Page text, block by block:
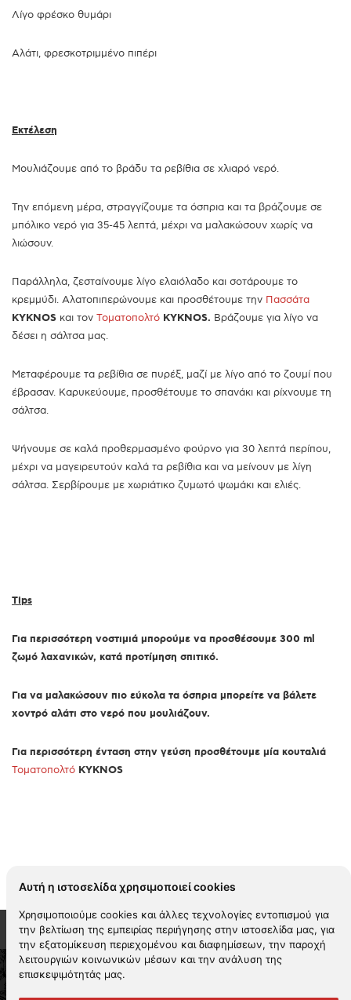
Αυτή η ιστοσελίδα χρησιμοποιεί cookies
Χρησιμοποιούμε cookies και άλλες τεχνολογίες εντοπισμού για
την βελτίωση της εμπειρίας περιήγησης στην ιστοσελίδα μας, για
την εξατομίκευση περιεχομένου και διαφημίσεων, την παροχή
λειτουργιών κοινωνικών μέσων και την ανάλυση της
επισκεψιμότητάς μας.
Λίγο φρέσκο θυμάρι
Αλάτι, φρεσκοτριμμένο πιπέρι
Εκτέλεση
Μουλιάζουμε από το βράδυ τα ρεβίθια σε χλιαρό νερό.
Την επόμενη μέρα, στραγγίζουμε τα όσπρια και τα βράζουμε σε
μπόλικο νερό για 35-45 λεπτά, μέχρι να μαλακώσουν χωρίς να
λιώσουν.
Παράλληλα, ζεσταίνουμε λίγο ελαιόλαδο και σοτάρουμε το
κρεμμύδι. Αλατοπιπερώνουμε και προσθέτουμε την Πασσάτα
KYKNOS και τον Τοματοπολτό KYKNOS. Βράζουμε για λίγο να
δέσει η σάλτσα μας.
Μεταφέρουμε τα ρεβίθια σε πυρέξ, μαζί με λίγο από το ζουμί που
έβρασαν. Καρυκεύουμε, προσθέτουμε το σπανάκι και ρίχνουμε τη
σάλτσα.
Ψήνουμε σε καλά προθερμασμένο φούρνο για 30 λεπτά περίπου,
μέχρι να μαγειρευτούν καλά τα ρεβίθια και να μείνουν με λίγη
σάλτσα. Σερβίρουμε με χωριάτικο ζυμωτό ψωμάκι και ελιές.
Tips
Για περισσότερη νοστιμιά μπορούμε να προσθέσουμε 300 ml
ζωμό λαχανικών, κατά προτίμηση σπιτικό.
Για να μαλακώσουν πιο εύκολα τα όσπρια μπορείτε να βάλετε
χοντρό αλάτι στο νερό που μουλιάζουν.
Για περισσότερη ένταση στην γεύση προσθέτουμε μία κουταλιά
Τοματοπολτό KYKNOS
2026 KYKNOS. All rights reserved -